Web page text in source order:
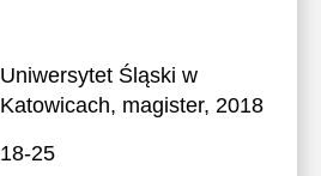
Uniwersytet Śląski w
Katowicach, magister, 2018
18-25